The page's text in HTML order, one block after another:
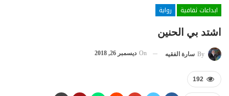
ابداعات ثقافية
رواية
اشتد بي الحنين
By سارة الفقيه On ديسمبر 26, 2018
192